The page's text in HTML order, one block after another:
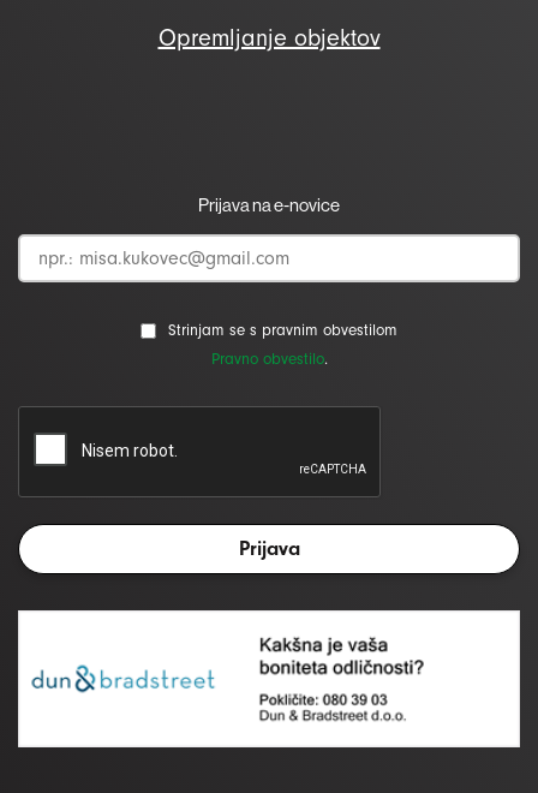
Opremljanje objektov
Prijava na e-novice
Strinjam se s pravnim obvestilom
Pravno obvestilo.